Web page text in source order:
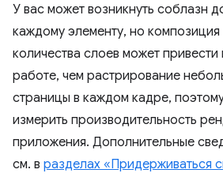
У вас может возникнуть соблазн
каждому элементу, но композиция
количества слоев может
работе, чем растрирование
страницы в каждом кадре,
измерить производительность
приложения. Дополнительные
см. в разделах «Придерживаться